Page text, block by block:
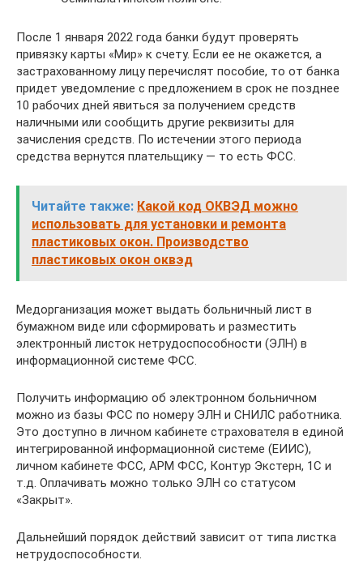
После 1 января 2022 года банки будут проверять
привязку карты «Мир» к счету. Если ее не окажется, а
застрахованному лицу перечислят пособие, то от банка
придет уведомление с предложением в срок не позднее
10 рабочих дней явиться за получением средств
наличными или сообщить другие реквизиты для
зачисления средств. По истечении этого периода
средства вернутся плательщику — то есть ФСС.
Читайте также: Какой код ОКВЭД можно
использовать для установки и ремонта
пластиковых окон. Производство
пластиковых окон оквэд
Медорганизация может выдать больничный лист в
бумажном виде или сформировать и разместить
электронный листок нетрудоспособности (ЭЛН) в
информационной системе ФСС.
Получить информацию об электронном больничном
можно из базы ФСС по номеру ЭЛН и СНИЛС работника.
Это доступно в личном кабинете страхователя в единой
интегрированной информационной системе (ЕИИС),
личном кабинете ФСС, АРМ ФСС, Контур Экстерн, 1С и
т.д. Оплачивать можно только ЭЛН со статусом
«Закрыт».
Дальнейший порядок действий зависит от типа листка
нетрудоспособности.